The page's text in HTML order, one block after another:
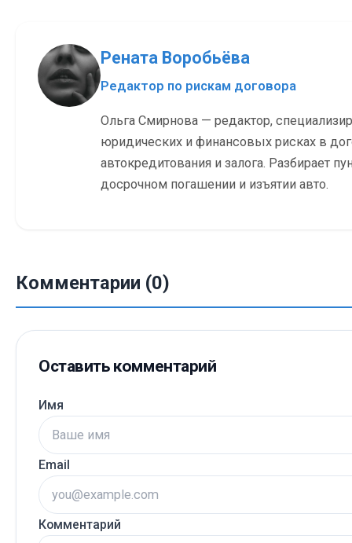
Рената Воробьёва
Редактор по рискам договора
Ольга Смирнова — редактор,
юридических и финансовых рисках в
автокредитования и залога. Разбирает
досрочном погашении и изъятии авто.
Комментарии (0)
Оставить комментарий
Имя
Email
Комментарий